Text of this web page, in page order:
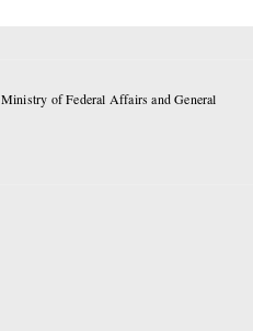
Ministry of Federal Affairs and General